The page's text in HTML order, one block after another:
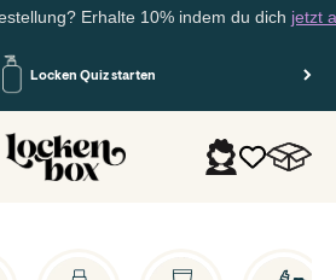
Erhalte 10% indem du dichjetzt
in DE ab 65 €. Nur 3 € nach AT.
Lockenbox.com Anmelden